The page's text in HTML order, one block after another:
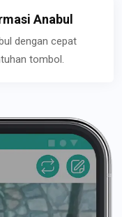
Anabul
dengan cepat
tombol.